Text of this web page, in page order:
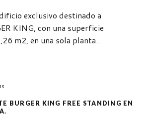
exclusivo destinado a
KING, con una superficie
m2, en una sola planta..
BURGER KING FREE STANDING EN